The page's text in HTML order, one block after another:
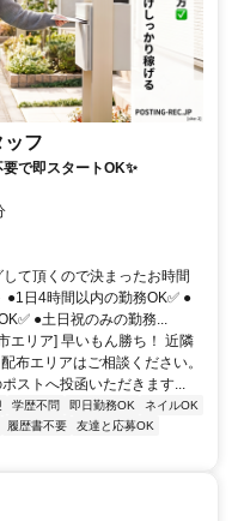
フ
で即スタートOK✨
て頂くので決まったお時間
日4時間以内の勤務OK✅ ●
●土日祝のみの勤務...
エリア] 早いもん勝ち！ 近隣
布エリアはご相談ください。
ストへ投函いただきます...
学歴不問 即日勤務OK
ネイルOK
履歴書不要
友達と応募OK